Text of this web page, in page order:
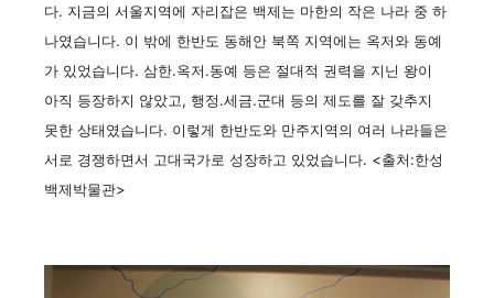
다. 지금의 서울지역에 자리잡은 백제는 마한의 작은 나라 중 하
나였습니다. 이 밖에 한반도 동해안 북쪽 지역에는 옥저와 동예
가 있었습니다. 삼한.옥저.동예 등은 절대적 권력을 지닌 왕이
아직 등장하지 않았고, 행정.세금.군대 등의 제도를 잘 갖추지
못한 상태였습니다. 이렇게 한반도와 만주지역의 여러 나라들은
서로 경쟁하면서 고대국가로 성장하고 있었습니다. <출처:한성
백제박물관>